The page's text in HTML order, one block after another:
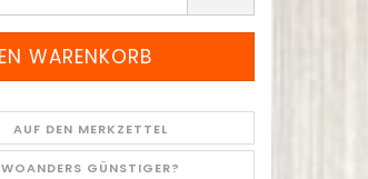
AUF DEN MERKZETTEL
WOANDERS GÜNSTIGER?